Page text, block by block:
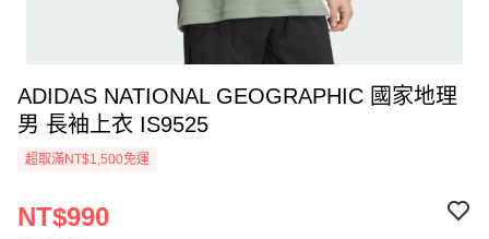
ADIDAS NATIONAL GEOGRAPHIC 國家地理
男 長袖上衣 IS9525
超取滿NT$1,500免運
NT$990